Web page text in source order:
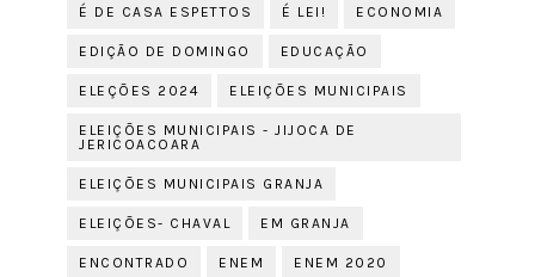
É DE CASA ESPETTOS É LEI! ECONOMIA
EDIÇÃO DE DOMINGO EDUCAÇÃO
ELEÇÕES 2024 ELEIÇÕES MUNICIPAIS
ELEIÇÕES MUNICIPAIS - JIJOCA DE
JERICOACOARA
ELEIÇÕES MUNICIPAIS GRANJA
ELEIÇÕES- CHAVAL EM GRANJA
ENCONTRADO ENEM ENEM 2020